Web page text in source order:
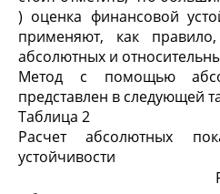
) оценка финансовой
применяют, как
абсолютных и
Метод с помощью
представлен в следующей
Таблица 2
Расчет абсолютных
устойчивости